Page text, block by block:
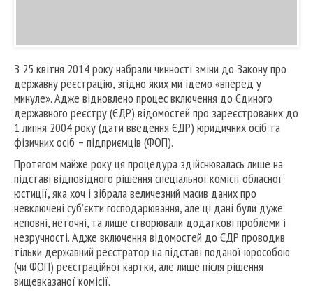
З 25 квітня 2014 року набрали чинності зміни до Закону про
державну реєстрацію, згідно яких ми ідемо «вперед у
минуле». Адже відновлено процес включення до Єдиного
державного реєстру (ЄДР) відомостей про зареєстрованих до
1 липня 2004 року (дати введення ЄДР) юридичних осіб та
фізичних осіб – підприємців (ФОП).
Протягом майже року ця процедура здійснювалась лише на
підставі відповідного рішення спеціальної комісії обласної
юстиції, яка хоч і зібрала величезний масив даних про
невключені суб’єкти господарювання, але ці дані були дуже
неповні, неточні, та лише створювали додаткові проблеми і
незручності. Адже включення відомостей до ЄДР проводив
тільки державний реєстратор на підставі поданої юрособою
(чи ФОП) реєстраційної картки, але лише після рішення
вищевказаної комісії.